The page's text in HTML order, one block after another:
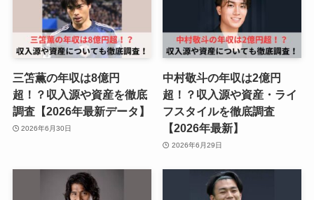
三笘薫の年収は8億円
超！？収入源や資産を徹底
調査【2026年最新データ】
2026年6月30日
中村敬斗の年収は2億円
超！？収入源や資産・ライ
フスタイルを徹底調査
【2026年最新】
2026年6月29日